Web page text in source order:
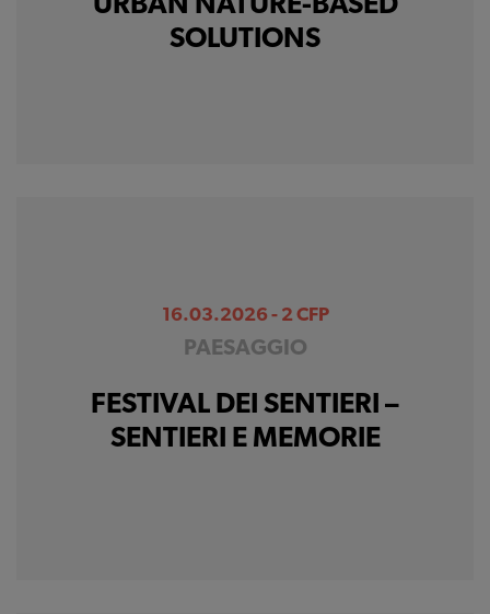
URBAN NATURE-BASED
SOLUTIONS
16.03.2026 - 2 CFP
PAESAGGIO
FESTIVAL DEI SENTIERI –
SENTIERI E MEMORIE